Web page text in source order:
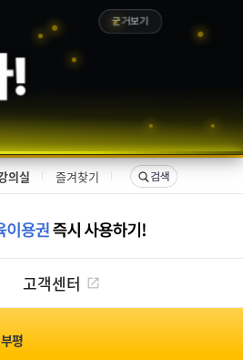
!
근거보기
의실 즐겨찾기
고객센터
부평